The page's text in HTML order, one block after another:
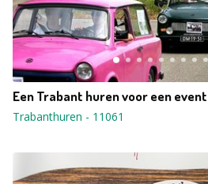
Een Trabant huren voor een
Trabanthuren - 11061